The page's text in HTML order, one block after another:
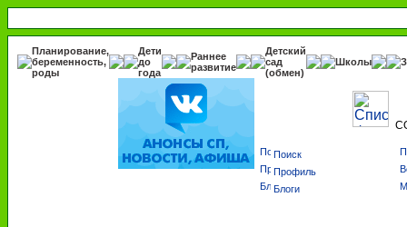
Планирование,
беременность,
роды
Дети
до
года
Раннее
развитие
Детский
сад
(обмен)
Школы
Поиск
Профиль
Блоги